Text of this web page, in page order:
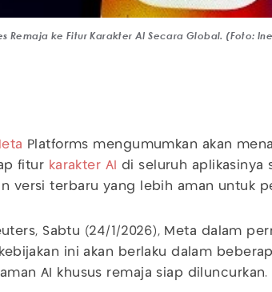
Remaja ke Fitur Karakter AI Secara Global. (Foto:
Platforms mengumumkan akan
fitur karakter AI
di seluruh aplikasinya
versi terbaru yang lebih aman untuk
Sabtu (24/1/2026), Meta dalam
ini akan berlaku dalam
AI khusus remaja siap diluncurkan.